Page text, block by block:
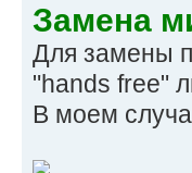
Замена
Для замены
"hands free"
В моем